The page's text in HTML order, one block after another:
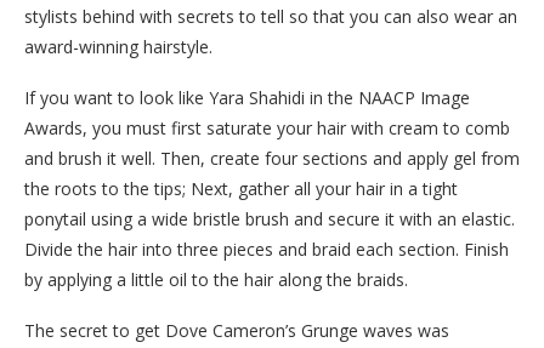
stylists behind with secrets to tell so that you can also wear an
award-winning hairstyle.
If you want to look like Yara Shahidi in the NAACP Image
Awards, you must first saturate your hair with cream to comb
and brush it well. Then, create four sections and apply gel from
the roots to the tips; Next, gather all your hair in a tight
ponytail using a wide bristle brush and secure it with an elastic.
Divide the hair into three pieces and braid each section. Finish
by applying a little oil to the hair along the braids.
The secret to get Dove Cameron’s Grunge waves was